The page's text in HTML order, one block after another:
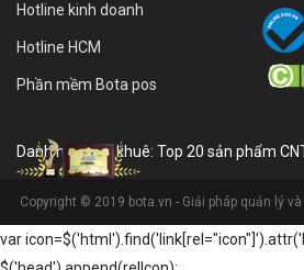
Hotline kinh doanh
Hotline HCM
Phần mềm Bota pos
Danh hiệu sao khuê: Top 20 sản phẩm
Copyright © 2019 bota.vn - Giải pháp quản lý
var